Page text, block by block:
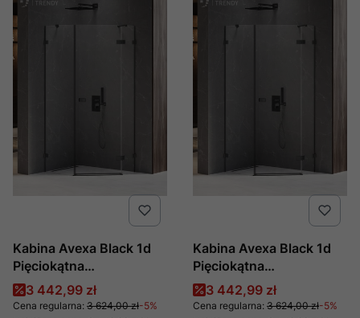
Kabina Avexa Black 1d
Pięciokątna
Asymetryczna P
100x80x200 Czyste
Cena promocyjna
3 442,99 zł
Cena regularna: 3 624,00 zł-5%
Kabina Avexa Black 1d
Pięciokątna
Asymetryczna P
100x80x200 Czyste
Cena promocyjna
3 442,99 zł
Cena regularna: 3 624,00 zł-5%